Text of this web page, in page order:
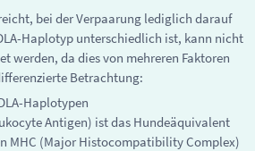
bei der Verpaarung lediglich darauf
Haplotyp unterschiedlich ist, kann nicht
werden, da dies von mehreren Faktoren
Betrachtung:
Haplotypen
Antigen) ist das Hundeäquivalent
MHC (Major Histocompatibility Complex)